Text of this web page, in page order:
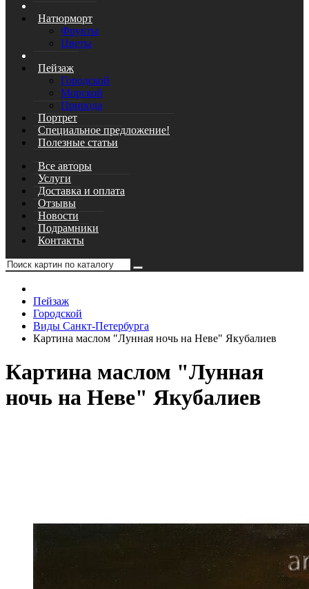
Натюрморт
Фрукты
Цветы
Пейзаж
Городской
Морской
Природа
Портрет
Специальное предложение!
Полезные статьи
Все авторы
Услуги
Доставка и оплата
Отзывы
Новости
Подрамники
Контакты
Пейзаж
Городской
Виды Санкт-Петербурга
Картина маслом "Лунная ночь на Неве" Якубалиев
Картина маслом "Лунная
ночь на Неве" Якубалиев